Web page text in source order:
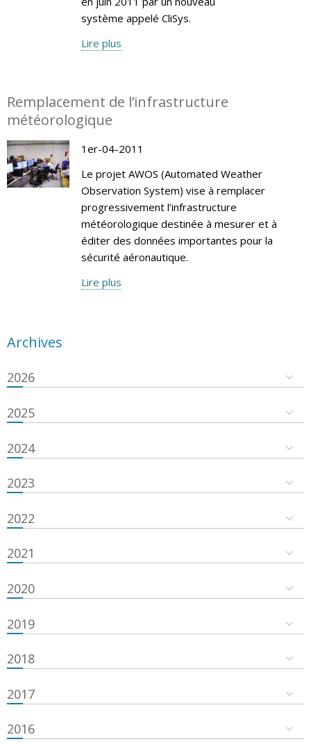
système appelé CliSys.
Lire plus
Remplacement de l’infrastructure
météorologique
1er-04-2011
Le projet AWOS (Automated Weather
Observation System) vise à remplacer
progressivement l’infrastructure
météorologique destinée à mesurer et à
éditer des données importantes pour la
sécurité aéronautique.
Lire plus
Archives
2026
2025
2024
2023
2022
2021
2020
2019
2018
2017
2016